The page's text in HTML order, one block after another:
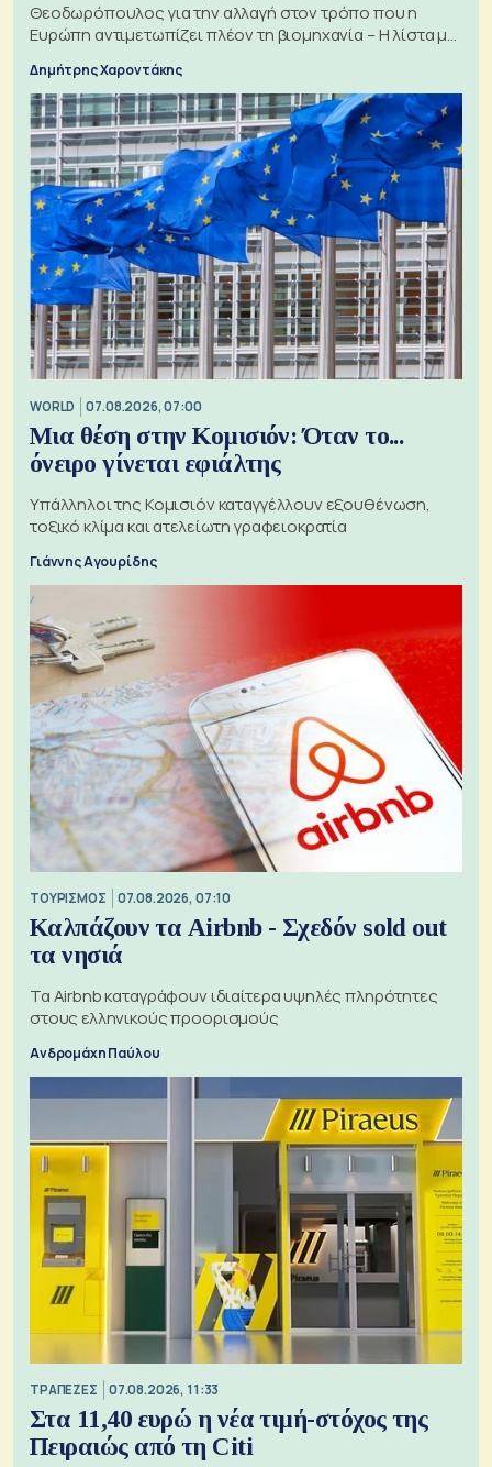
Θεοδωρόπουλος για την αλλαγή στον τρόπο που η
Ευρώπη αντιμετωπίζει πλέον τη βιομηχανία – Η λίστα με
Δημήτρης Χαροντάκης
WORLD 07.08.2026, 07:00
Μια θέση στην Κομισιόν: Όταν το...
όνειρο γίνεται εφιάλτης
Υπάλληλοι της Κομισιόν καταγγέλλουν εξουθένωση,
τοξικό κλίμα και ατελείωτη γραφειοκρατία
Γιάννης Αγουρίδης
ΤΟΥΡΙΣΜΟΣ 07.08.2026, 07:10
Καλπάζουν τα Airbnb - Σχεδόν sold out
τα νησιά
Τα Airbnb καταγράφουν ιδιαίτερα υψηλές πληρότητες
στους ελληνικούς προορισμούς
Ανδρομάχη Παύλου
ΤΡΑΠΕΖΕΣ 07.08.2026, 11:33
Στα 11,40 ευρώ η νέα τιμή-στόχος της
Πειραιώς από τη Citi